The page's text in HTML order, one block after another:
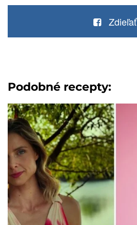
Zdieľať
Podobné recepty: